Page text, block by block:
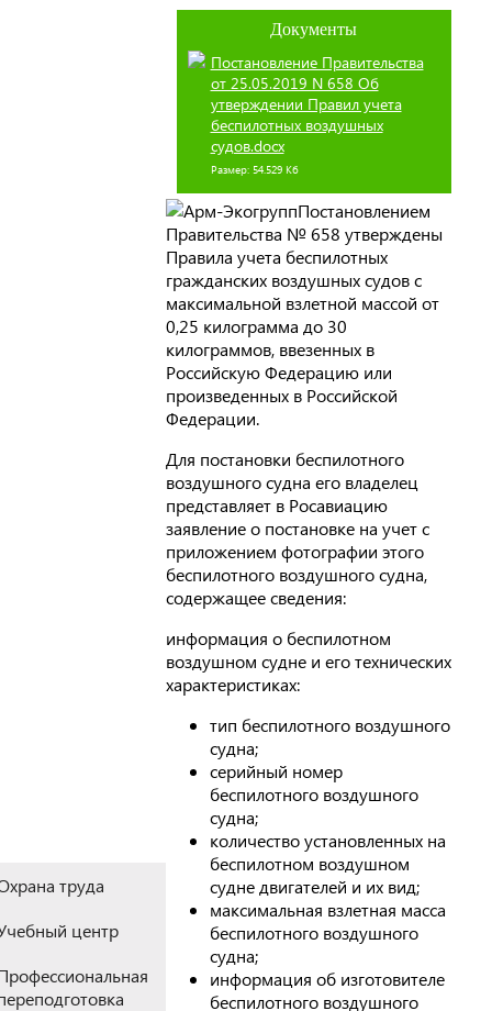
труда
центр
Документы
Постановление Правительства
от 25.05.2019 N 658 Об
утверждении Правил учета
беспилотных воздушных
судов.docx
Размер: 54.529 Кб
Постановлением
Правительства № 658 утверждены
Правила учета беспилотных
гражданских воздушных судов с
максимальной взлетной массой от
0,25 килограмма до 30
килограммов, ввезенных в
Российскую Федерацию или
произведенных в Российской
Федерации.
Для постановки беспилотного
воздушного судна его владелец
представляет в Росавиацию
заявление о постановке на учет с
приложением фотографии этого
беспилотного воздушного судна,
содержащее сведения:
информация о беспилотном
воздушном судне и его технических
характеристиках:
тип беспилотного воздушного
судна;
серийный номер
беспилотного воздушного
судна;
количество установленных на
беспилотном воздушном
судне двигателей и их вид;
максимальная взлетная масса
беспилотного воздушного
судна;
информация об изготовителе
беспилотного воздушного